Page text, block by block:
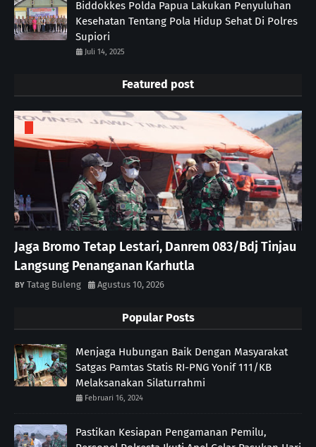
Biddokkes Polda Papua Lakukan Penyuluhan
Kesehatan Tentang Pola Hidup Sehat Di Polres
Supiori
Juli 14, 2025
Featured post
Jaga Bromo Tetap Lestari, Danrem 083/Bdj Tinjau
Langsung Penanganan Karhutla
Tatag Buleng Agustus 10, 2026
Popular Posts
Menjaga Hubungan Baik Dengan Masyarakat
Satgas Pamtas Statis RI-PNG Yonif 111/KB
Melaksanakan Silaturrahmi
Februari 16, 2024
Pastikan Kesiapan Pengamanan Pemilu,